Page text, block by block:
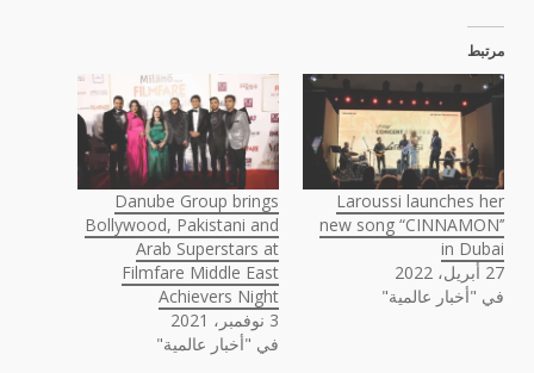
مرتبط
Laroussi launches her
new song “CINNAMON’’
in Dubai
27 أبريل، 2022
في "أخبار عالمية"
Danube Group brings
Bollywood, Pakistani and
Arab Superstars at
Filmfare Middle East
Achievers Night
3 نوفمبر، 2021
في "أخبار عالمية"